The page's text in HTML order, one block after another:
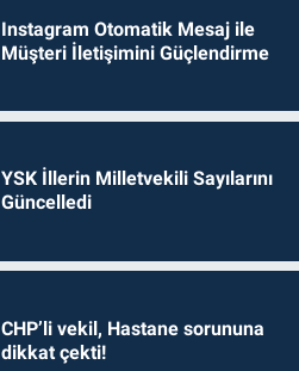
Instagram Otomatik Mesaj ile
Müşteri İletişimini Güçlendirme
YSK İllerin Milletvekili Sayılarını
Güncelledi
CHP’li vekil, Hastane sorununa
dikkat çekti!